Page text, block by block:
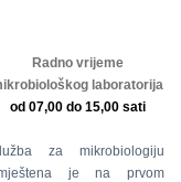
Radno vrijeme
laboratorija
od 07,00 do 15,00 sati
za mikrobiologiju
je na prvom